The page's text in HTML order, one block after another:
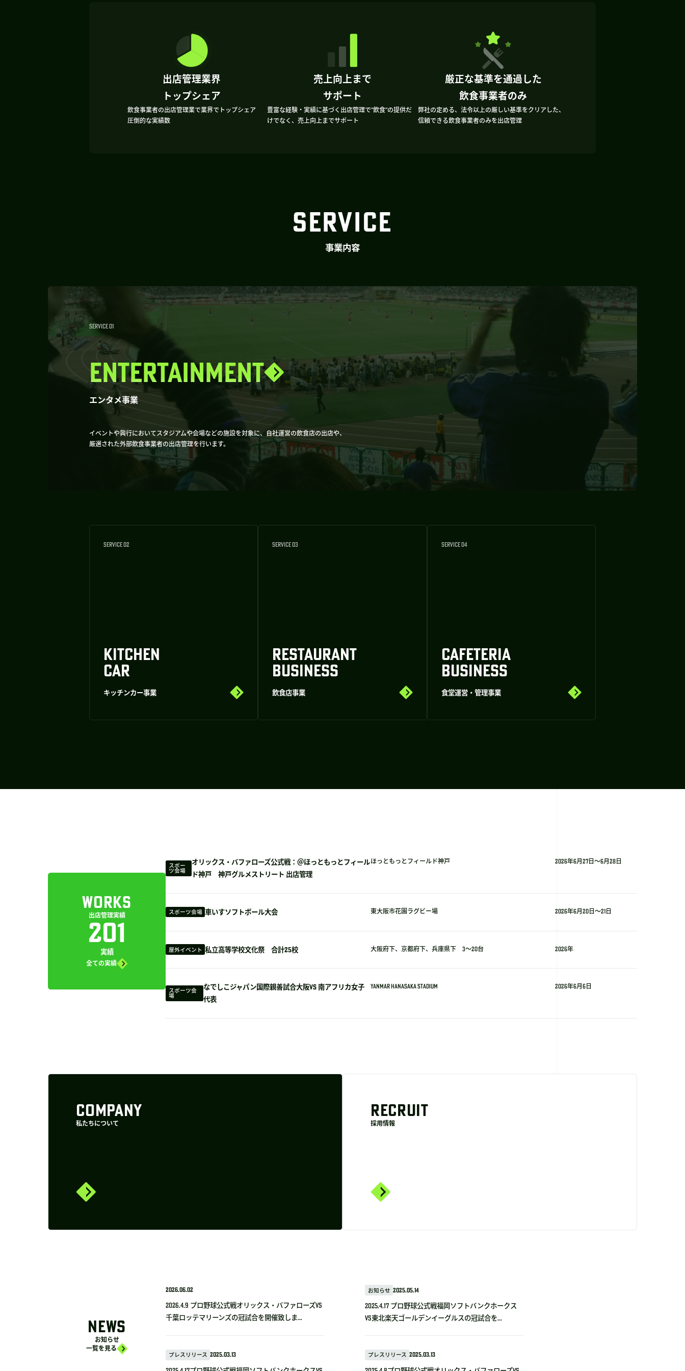
出店管理業界
トップシェア
飲食事業者の出店管理業で業界でトップシェア
圧倒的な実績数
売上向上まで
サポート
豊富な経験・実績に基づく出店管理で”飲食”の提供だ
けでなく、売上向上までサポート
厳正な基準を通過した
飲食事業者のみ
弊社の定める、法令以上の厳しい基準をクリアした、
信頼できる飲食事業者のみを出店管理
SERVICE
事業内容
SERVICE 01
ENTERTAINMENT
エンタメ事業
イベントや興行においてスタジアムや会場などの施設を対象に、自社運営の飲食店の出店や、
厳選された外部飲食事業者の出店管理を行います。
SERVICE 02
KITCHEN
CAR
キッチンカー事業
SERVICE 03
RESTAURANT
BUSINESS
飲食店事業
SERVICE 04
CAFETERIA
BUSINESS
食堂運営・管理事業
WORKS
出店管理実績
201
実績
全ての実績
スポー
ツ会場
オリックス・バファローズ公式戦：＠ほっともっとフィール
ド神戸 神戸グルメストリート 出店管理
ほっともっとフィールド神戸 2026年6月27日～6月28日
スポーツ会場 車いすソフトボール大会 東大阪市花園ラグビー場 2026年6月20日～21日
屋外イベント 私立高等学校文化祭 合計25校 大阪府下、京都府下、兵庫県下 3～20台 2026年
スポーツ会
場
なでしこジャパン国際親善試合大阪VS 南アフリカ女子
代表
YANMAR HANASAKA STADIUM 2026年6月6日
COMPANY
私たちについて
RECRUIT
採用情報
NEWS
お知らせ
一覧を見る
2026.06.02
2026.4.9 プロ野球公式戦オリックス・バファローズvs
千葉ロッテマリーンズの冠試合を開催致しま...
お知らせ 2025.05.14
2025.4.17 プロ野球公式戦福岡ソフトバンクホークス
VS東北楽天ゴールデンイーグルスの冠試合を...
プレスリリース 2025.03.13 プレスリリース 2025.03.13